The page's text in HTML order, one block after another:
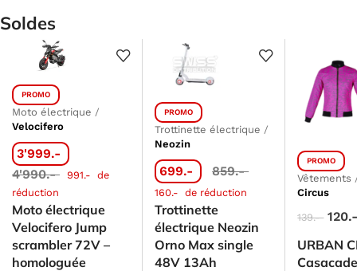
Soldes
PROMO
Moto électrique /
Velocifero
3'999.-
4'990.-
991.- de
réduction
Moto électrique
Velocifero Jump
scrambler 72V –
homologuée
PROMO
Trottinette électrique /
Neozin
699.- 859.-
160.- de réduction
Trottinette
électrique Neozin
Orno Max single
48V 13Ah
PROMO
Vêtements
Circus
139.-
URBAN